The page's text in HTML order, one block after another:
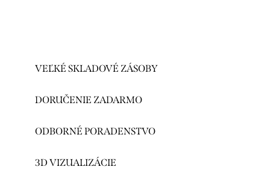
VEĽKÉ SKLADOVÉ ZÁSOBY
DORUČENIE ZADARMO
ODBORNÉ PORADENSTVO
3D VIZUALIZÁCIE